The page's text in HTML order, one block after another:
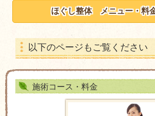
ほぐし整体 メニュー・料
以下のページもご覧ください
施術コース・料金